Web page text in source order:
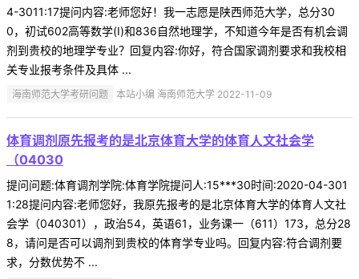
4-3011:17提问内容:老师您好！我一志愿是陕西师范大学，总分30
0，初试602高等数学(Ⅰ)和836自然地理学，不知道今年是否有机会调
剂到贵校的地理学专业？回复内容:你好，符合国家调剂要求和我校相
关专业报考条件及具体 ...
海南师范大学考研问题 本站小编 海南师范大学 2022-11-09
体育调剂原先报考的是北京体育大学的体育人文社会学
（04030
提问问题:体育调剂学院:体育学院提问人:15***30时间:2020-04-301
1:28提问内容:老师您好，我原先报考的是北京体育大学的体育人文社
会学（040301），政治54，英语61，业务课一（611）173，总分28
8，请问是否可以调剂到贵校的体育学专业吗。回复内容:符合调剂要
求，分数优势不 ...